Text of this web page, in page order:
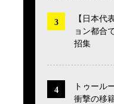
【日本代
ョン都合
招集
トゥール
衝撃の移